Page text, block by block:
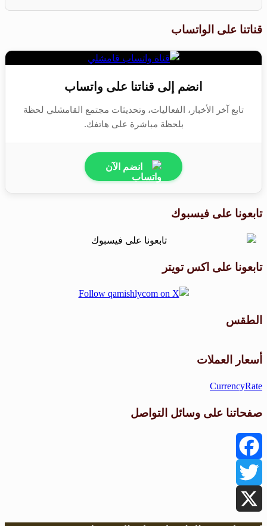
قناتنا على الواتساب
انضم إلى قناتنا على واتساب
تابع آخر الأخبار، الفعاليات، وتحديثات مجتمع القامشلي لحظة
بلحظة مباشرة على هاتفك.
انضم الآن
تابعونا على فيسبوك
تابعونا على اكس تويتر
الطقس
أسعار العملات
CurrencyRate
صفحاتنا على وسائل التواصل
Facebook
Twitter